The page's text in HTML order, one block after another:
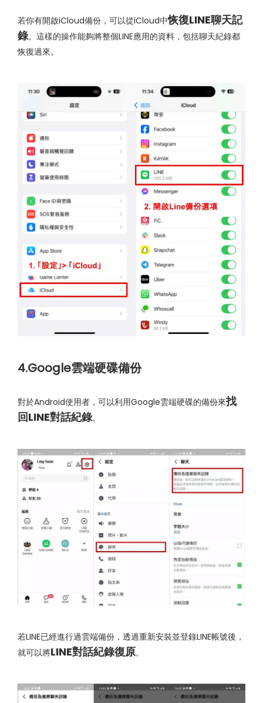
若你有開啟iCloud備份，可以從iCloud中恢復LINE聊天記
錄。這樣的操作能夠將整個LINE應用的資料，包括聊天紀錄都
恢復過來。
4.Google雲端硬碟備份
對於Android使用者，可以利用Google雲端硬碟的備份來找
回LINE對話紀錄。
若LINE已經進行過雲端備份，透過重新安裝並登錄LINE帳號後，
就可以將LINE對話紀錄復原。